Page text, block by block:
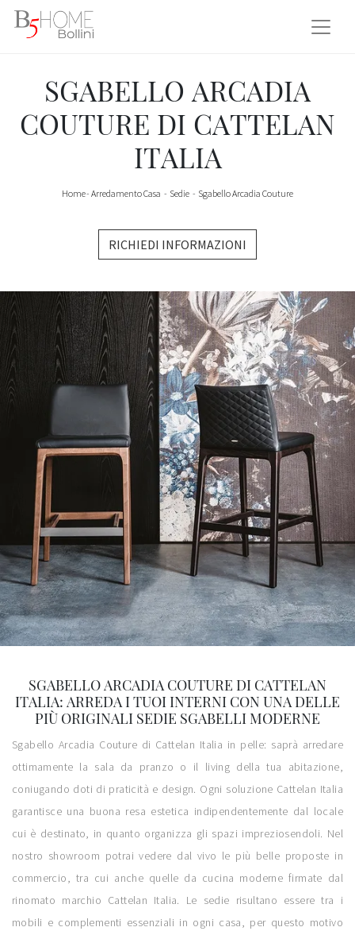
SGABELLO ARCADIA
COUTURE DI CATTELAN
ITALIA
Home- Arredamento Casa - Sedie - Sgabello Arcadia Couture
RICHIEDI INFORMAZIONI
SGABELLO ARCADIA COUTURE DI CATTELAN
ITALIA: ARREDA I TUOI INTERNI CON UNA DELLE
PIÙ ORIGINALI SEDIE SGABELLI MODERNE
Sgabello Arcadia Couture di Cattelan Italia in pelle: saprà arredare
ottimamente la sala da pranzo o il living della tua abitazione,
coniugando doti di praticità e design. Ogni soluzione Cattelan Italia
garantisce una buona resa estetica indipendentemente dal locale
cui è destinato, in quanto organizza gli spazi impreziosendoli. Nel
nostro showroom potrai vedere dal vivo le più belle proposte in
commercio, tra cui anche quelle da cucina moderne firmate dal
rinomato marchio Cattelan Italia. Le sedie risultano essere tra i
mobili e complementi essenziali in ogni casa, per questo motivo